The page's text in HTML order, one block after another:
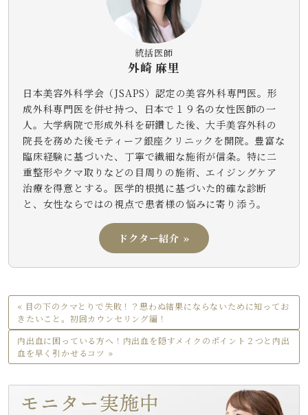
統括医師
外崎 麻里
日本美容外科学会（JSAPS）認定の美容外科専門医。形
成外科専門医を併せ持つ、日本で１９名の女性医師の一
人。大学病院で形成外科を研鑽した後、大手美容外科の
院長を務めた後モティーフ銀座クリニックを開院。豊富な
臨床経験に基づいた、丁寧で繊細な施術が信条。特に二
重整形やクマ取りなどの目周りの施術、エイジングケア
治療を得意とする。医学的根拠に基づいた的確な診断
と、女性ならではの視点で患者様の悩みに寄り添う。
ドクター紹介 »
« 目の下のクマとりで失敗！？思わぬ結果にならないために知ってお
きたいこと。初回カウンセリング編！
内出血に困っている方へ！内出血を隠すメイクのポイント２つと内出
血を早く引かせるコツ »